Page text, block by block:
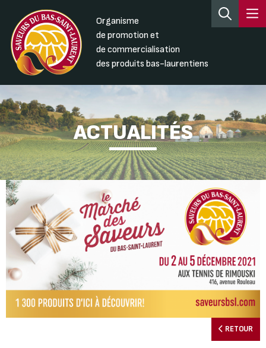
Organisme
de promotion et
de commercialisation
des produits bas-laurentiens
ACTUALITÉS
RETOUR